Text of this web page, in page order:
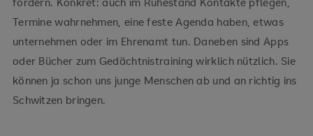
Termine wahrnehmen, eine feste Agenda haben, etwas
unternehmen oder im Ehrenamt tun. Daneben sind Apps
oder Bücher zum Gedächtnistraining wirklich nützlich. Sie
können ja schon uns junge Menschen ab und an richtig ins
Schwitzen bringen.